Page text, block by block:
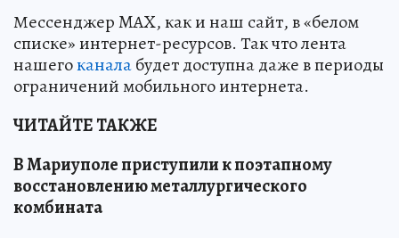
Мессенджер MAX, как и наш сайт, в «белом
списке» интернет-ресурсов. Так что лента
нашегоканалабудет доступна даже в периоды
ограничений мобильного интернета.
ЧИТАЙТЕ ТАКЖЕ
В Мариуполе приступили к поэтапному
восстановлению металлургического
комбината